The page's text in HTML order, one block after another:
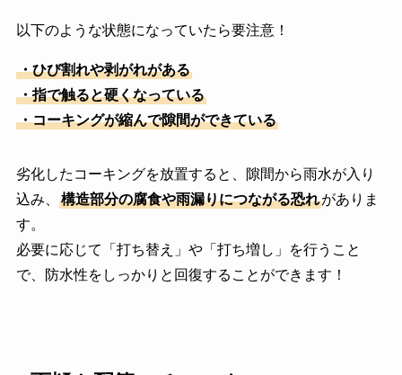
以下のような状態になっていたら要注意！
・ひび割れや剥がれがある
・指で触ると硬くなっている
・コーキングが縮んで隙間ができている
劣化したコーキングを放置すると、隙間から雨水が入り
込み、
構造部分の腐食や雨漏りにつながる恐れがありま
す。
必要に応じて「打ち替え」や「打ち増し」を行うこと
で、防水性をしっかりと回復することができます！